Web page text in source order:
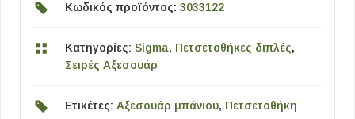
Κωδικός προϊόντος: 3033122
Κατηγορίες: Sigma, Πετσετοθήκες διπλές,
Σειρές Αξεσουάρ
Ετικέτες: Αξεσουάρ μπάνιου, Πετσετοθήκη